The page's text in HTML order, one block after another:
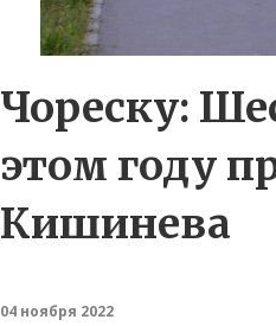
Чореску:
этом году
Кишинева
04 ноября 2022